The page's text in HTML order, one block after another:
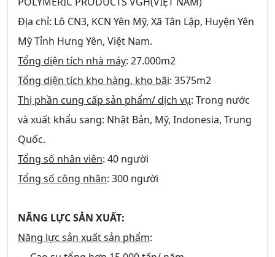
Địa chỉ: Lô CN3, KCN Yên Mỹ, Xã Tân Lập, Huyện Yên
Mỹ Tỉnh Hưng Yên, Việt Nam.
Tổng diện tích nhà máy: 27.000m2
Tổng diện tích kho hàng, kho bãi: 3575m2
Thị phần cung cấp sản phẩm/ dịch vụ: Trong nước
và xuất khẩu sang: Nhật Bản, Mỹ, Indonesia, Trung
Quốc.
Tổng số nhân viên: 40 người
Tổng số công nhân: 300 người
NĂNG LỰC SẢN XUẤT:
Năng lực sản xuất sản phẩm: